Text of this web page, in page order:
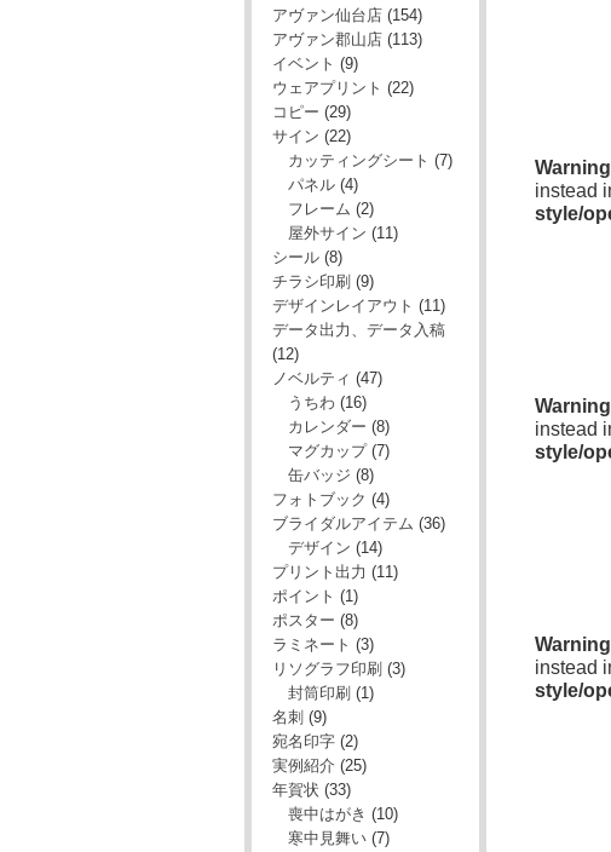
アヴァン仙台店 (154)
アヴァン郡山店 (113)
イベント (9)
ウェアプリント (22)
コピー (29)
サイン (22)
カッティングシート (7)
パネル (4)
フレーム (2)
屋外サイン (11)
シール (8)
チラシ印刷 (9)
デザインレイアウト (11)
データ出力、データ入稿
(12)
ノベルティ (47)
うちわ (16)
カレンダー (8)
マグカップ(7)
缶バッジ (8)
フォトブック (4)
ブライダルアイテム (36)
デザイン (14)
プリント出力 (11)
ポイント (1)
ポスター (8)
ラミネート (3)
リソグラフ印刷 (3)
封筒印刷 (1)
名刺 (9)
宛名印字 (2)
実例紹介 (25)
年賀状 (33)
喪中はがき (10)
寒中見舞い (7)
Warning
instead
style/
Warning
instead
style/
Warning
instead
style/